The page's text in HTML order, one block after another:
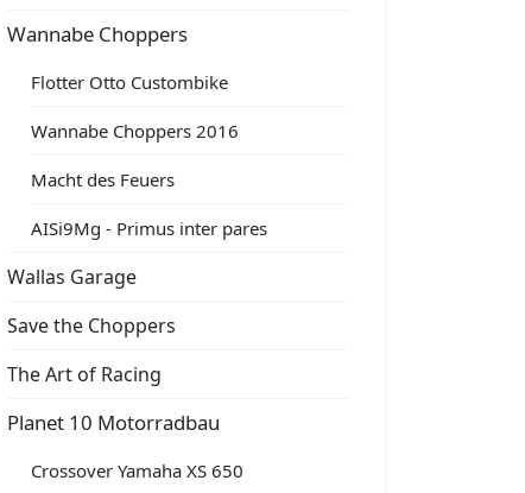
Wannabe Choppers
Flotter Otto Custombike
Wannabe Choppers 2016
Macht des Feuers
AISi9Mg - Primus inter pares
Wallas Garage
Save the Choppers
The Art of Racing
Planet 10 Motorradbau
Crossover Yamaha XS 650